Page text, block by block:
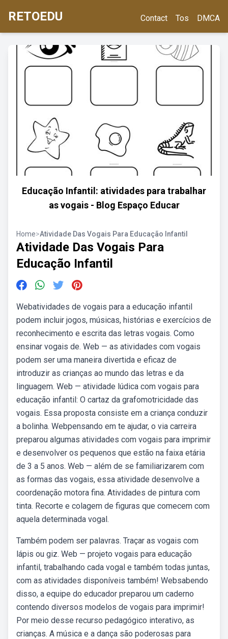
RETOEDU Contact Tos DMCA
Educação Infantil: atividades para trabalhar
as vogais - Blog Espaço Educar
Home>Atividade Das Vogais Para Educação Infantil
Atividade Das Vogais Para
Educação Infantil
Webatividades de vogais para a educação infantil
podem incluir jogos, músicas, histórias e exercícios de
reconhecimento e escrita das letras vogais. Como
ensinar vogais de. Web — as atividades com vogais
podem ser uma maneira divertida e eficaz de
introduzir as crianças ao mundo das letras e da
linguagem. Web — atividade lúdica com vogais para
educação infantil: O cartaz da grafomotricidade das
vogais. Essa proposta consiste em a criança conduzir
a bolinha. Webpensando em te ajudar, o via carreira
preparou algumas atividades com vogais para imprimir
e desenvolver os pequenos que estão na faixa etária
de 3 a 5 anos. Web — além de se familiarizarem com
as formas das vogais, essa atividade desenvolve a
coordenação motora fina. Atividades de pintura com
tinta. Recorte e colagem de figuras que comecem com
aquela determinada vogal.
Também podem ser palavras. Traçar as vogais com
lápis ou giz. Web — projeto vogais para educação
infantil, trabalhando cada vogal e também todas juntas,
com as atividades disponíveis também! Websabendo
disso, a equipe do educador preparou um caderno
contendo diversos modelos de vogais para imprimir!
Por meio desse recurso pedagógico interativo, as
crianças. A música e a dança são poderosas para